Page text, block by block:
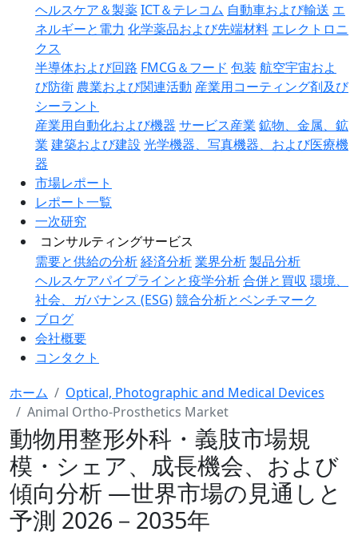
ヘルスケア＆製薬ICT＆テレコム 自動車および輸送 エ
ネルギーと電力 化学薬品および先端材料 エレクトロニ
クス
半導体および回路 FMCG＆フード 包装 航空宇宙およ
び防衛 農業および関連活動 産業用コーティング剤及び
シーラント
産業用自動化および機器 サービス産業 鉱物、金属、鉱
業 建築および建設 光学機器、写真機器、および医療機
器
市場レポート
レポート一覧
一次研究
コンサルティングサービス
需要と供給の分析経済分析業界分析製品分析
ヘルスケアパイプラインと疫学分析合併と買収 環境、
社会、ガバナンス (ESG)競合分析とベンチマーク
ブログ
会社概要
コンタクト
ホーム
Optical, Photographic and Medical Devices
Animal Ortho-Prosthetics Market
動物用整形外科・義肢市場規
模・シェア、成長機会、および
傾向分析 ―世界市場の見通しと
予測 2026－2035年